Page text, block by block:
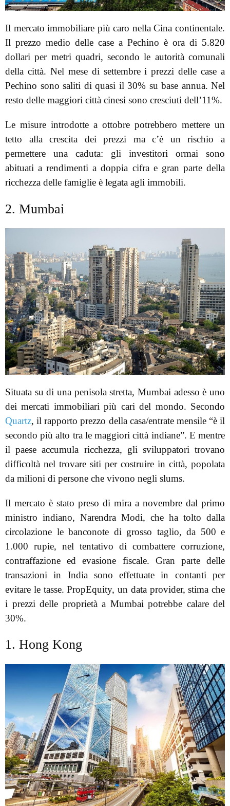
Il mercato immobiliare più caro nella Cina continentale.
Il prezzo medio delle case a Pechino è ora di 5.820
dollari per metri quadri, secondo le autorità comunali
della città. Nel mese di settembre i prezzi delle case a
Pechino sono saliti di quasi il 30% su base annua. Nel
resto delle maggiori città cinesi sono cresciuti dell’11%.
Le misure introdotte a ottobre potrebbero mettere un
tetto alla crescita dei prezzi ma c’è un rischio a
permettere una caduta: gli investitori ormai sono
abituati a rendimenti a doppia cifra e gran parte della
ricchezza delle famiglie è legata agli immobili.
2. Mumbai
Situata su di una penisola stretta, Mumbai adesso è uno
dei mercati immobiliari più cari del mondo. Secondo
Quartz, il rapporto prezzo della casa/entrate mensile “è il
secondo più alto tra le maggiori città indiane”. E mentre
il paese accumula ricchezza, gli sviluppatori trovano
difficoltà nel trovare siti per costruire in città, popolata
da milioni di persone che vivono negli slums.
Il mercato è stato preso di mira a novembre dal primo
ministro indiano, Narendra Modi, che ha tolto dalla
circolazione le banconote di grosso taglio, da 500 e
1.000 rupie, nel tentativo di combattere corruzione,
contraffazione ed evasione fiscale. Gran parte delle
transazioni in India sono effettuate in contanti per
evitare le tasse. PropEquity, un data provider, stima che
i prezzi delle proprietà a Mumbai potrebbe calare del
30%.
1. Hong Kong